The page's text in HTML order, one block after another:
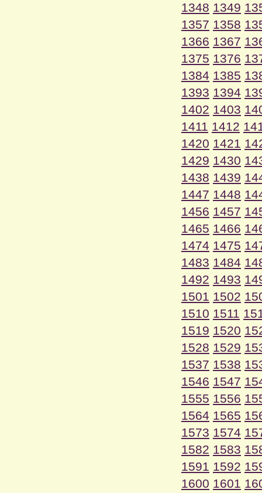
1348 1349
1357 1358
1366 1367
1375 1376
1384 1385
1393 1394
1402 1403
1411 1412
1420 1421
1429 1430
1438 1439
1447 1448
1456 1457
1465 1466
1474 1475
1483 1484
1492 1493
1501 1502
1510 1511
1519 1520
1528 1529
1537 1538
1546 1547
1555 1556
1564 1565
1573 1574
1582 1583
1591 1592
1600 1601